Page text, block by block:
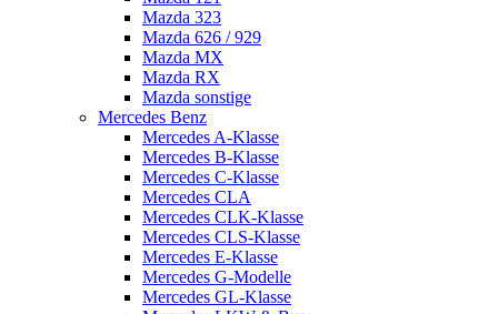
Mazda 323
Mazda 626 / 929
Mazda MX
Mazda RX
Mazda sonstige
Mercedes Benz
Mercedes A-Klasse
Mercedes B-Klasse
Mercedes C-Klasse
Mercedes CLA
Mercedes CLK-Klasse
Mercedes CLS-Klasse
Mercedes E-Klasse
Mercedes G-Modelle
Mercedes GL-Klasse